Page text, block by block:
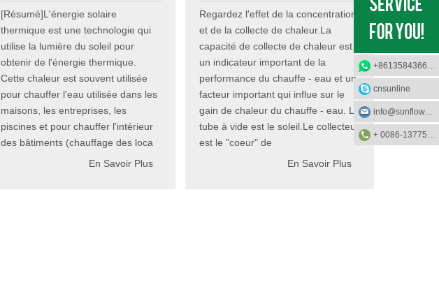
[Résumé]L'énergie solaire
thermique est une technologie qui
utilise la lumière du soleil pour
obtenir de l'énergie thermique.
Cette chaleur est souvent utilisée
pour chauffer l'eau utilisée dans les
maisons, les entreprises, les
piscines et pour chauffer l'intérieur
des bâtiments (chauffage des loca
En Savoir Plus
Regardez l'effet de la concentration
et de la collecte de chaleur.La
capacité de collecte de chaleur est
un indicateur important de la
performance du chauffe - eau et un
facteur important qui influe sur le
gain de chaleur du chauffe - eau. Le
tube à vide est le soleil.Le collecteur
est le "coeur" de
En Savoir Plus
cnsunline